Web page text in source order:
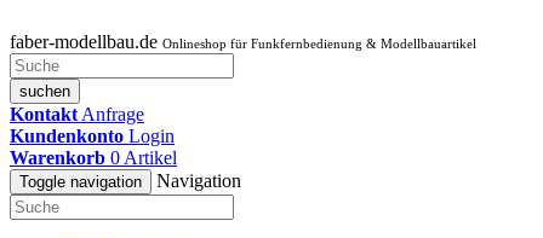
faber-modellbau.de Onlineshop für Funkfernbedienung & Modellbauartikel
suchen
Kontakt Anfrage
Kundenkonto Login
Warenkorb 0 Artikel
Toggle navigation Navigation